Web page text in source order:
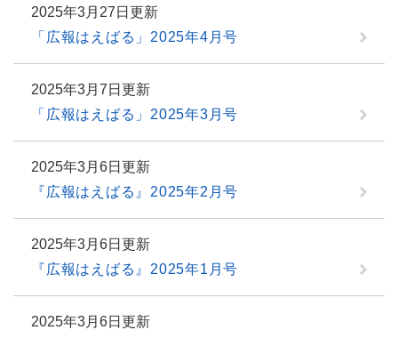
2025年3月27日更新
「広報はえばる」2025年4月号
2025年3月7日更新
「広報はえばる」2025年3月号
2025年3月6日更新
『広報はえばる』2025年2月号
2025年3月6日更新
『広報はえばる』2025年1月号
2025年3月6日更新